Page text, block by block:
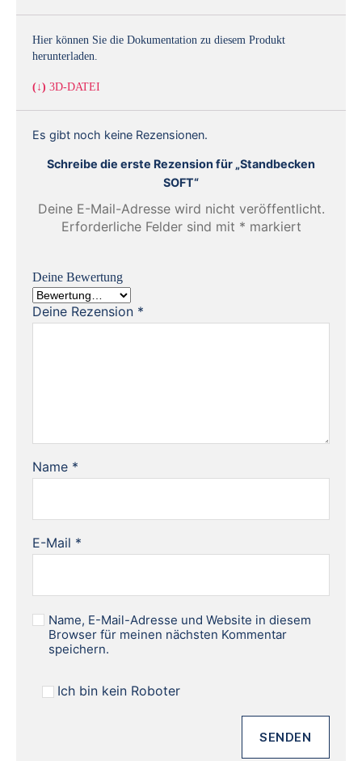
Hier können Sie die Dokumentation zu diesem Produkt
herunterladen.
(↓) 3D-DATEI
Es gibt noch keine Rezensionen.
Schreibe die erste Rezension für „Standbecken
SOFT“
Deine E-Mail-Adresse wird nicht veröffentlicht.
Erforderliche Felder sind mit * markiert
Deine Bewertung
Deine Rezension *
Name *
E-Mail *
Name, E-Mail-Adresse und Website in diesem
Browser für meinen nächsten Kommentar
speichern.
Ich bin kein Roboter